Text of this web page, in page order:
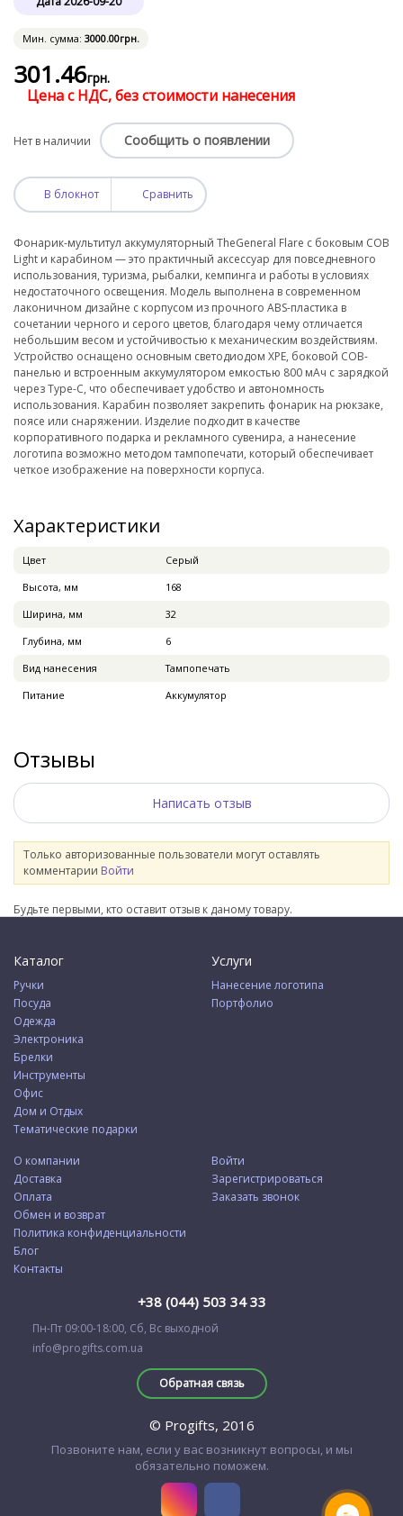
Мин. сумма: 3000.00грн.
301.46грн.
Цена с НДС, без стоимости нанесения
Нет в наличии Сообщить о появлении
В блокнот Сравнить
Фонарик-мультитул аккумуляторный TheGeneral Flare с боковым COB
Light и карабином — это практичный аксессуар для повседневного
использования, туризма, рыбалки, кемпинга и работы в условиях
недостаточного освещения. Модель выполнена в современном
лаконичном дизайне с корпусом из прочного ABS-пластика в
сочетании черного и серого цветов, благодаря чему отличается
небольшим весом и устойчивостью к механическим воздействиям.
Устройство оснащено основным светодиодом XPE, боковой COB-
панелью и встроенным аккумулятором емкостью 800 мАч с зарядкой
через Type-C, что обеспечивает удобство и автономность
использования. Карабин позволяет закрепить фонарик на рюкзаке,
поясе или снаряжении. Изделие подходит в качестве
корпоративного подарка и рекламного сувенира, а нанесение
логотипа возможно методом тампопечати, который обеспечивает
четкое изображение на поверхности корпуса.
Характеристики
Цвет
Серый
Высота, мм
168
Ширина, мм
32
Глубина, мм
6
Вид нанесения
Тампопечать
Питание
Аккумулятор
Отзывы
Написать отзыв
Только авторизованные пользователи могут оставлять
комментарии Войти
Будьте первыми, кто оставит отзыв к даному товару.
Каталог
Ручки
Посуда
Одежда
Электроника
Брелки
Инструменты
Офис
Дом и Отдых
Тематические подарки
Услуги
Нанесение логотипа
Портфолио
О компании
Доставка
Оплата
Обмен и возврат
Политика конфиденциальности
Блог
Контакты
Войти
Зарегистрироваться
Заказать звонок
+38 (044) 503 34 33
Пн-Пт 09:00-18:00, Сб, Вс выходной
info@progifts.com.ua
Обратная связь
© Progifts, 2016
Позвоните нам, если у вас возникнут вопросы, и мы
обязательно поможем.